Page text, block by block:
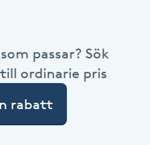
passar? Sök
ordinarie pris
rabatt